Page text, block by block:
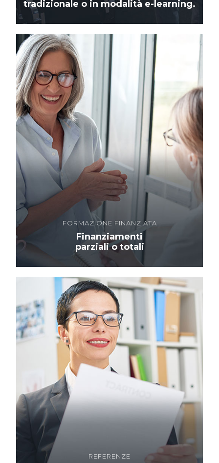
tradizionale o in modalità e-learning.
FORMAZIONE FINANZIATA
Finanziamenti
parziali o totali
REFERENZE